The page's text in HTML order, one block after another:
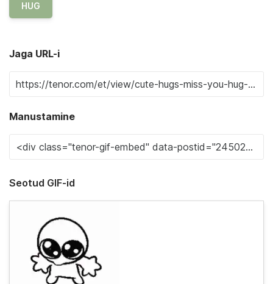
HUG
Jaga URL-i
Manustamine
Seotud GIF-id